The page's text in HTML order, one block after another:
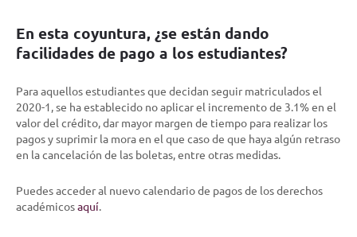
En esta coyuntura, ¿se están dando
facilidades de pago a los estudiantes?
Para aquellos estudiantes que decidan seguir matriculados el
2020-1, se ha establecido no aplicar el incremento de 3.1% en el
valor del crédito, dar mayor margen de tiempo para realizar los
pagos y suprimir la mora en el que caso de que haya algún retraso
en la cancelación de las boletas, entre otras medidas.
Puedes acceder al nuevo calendario de pagos de los derechos
académicosaquí.